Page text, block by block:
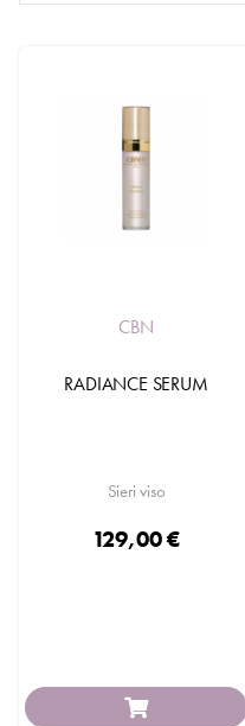
CBN
RADIANCE SERUM
Sieri viso
129,00 €